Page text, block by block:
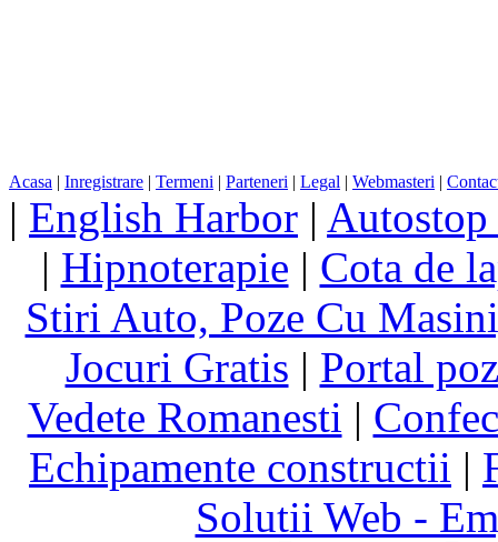
Acasa | Inregistrare | Termeni | Parteneri | Legal | Webmasteri |
| English Harbor |
| Hipnoterapie | Cota de
Stiri Auto, Poze Cu
Jocuri Gratis | Portal
Vedete Romanesti |
Echipamente constructii |
Solutii Web -